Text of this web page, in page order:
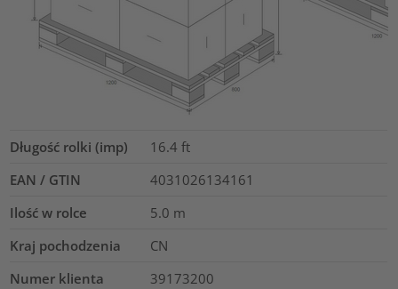
Długość rolki (imp) 16.4 ft
EAN / GTIN
4031026134161
Ilość w rolce
5.0 m
Kraj pochodzenia
CN
Numer klienta
39173200